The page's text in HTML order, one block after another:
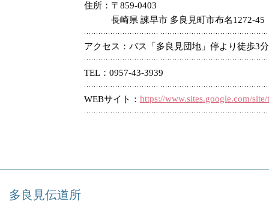
住所
〒859-0403
長崎県 諫早市 多良見町市布名1272-45
アクセス バス「多良見団地」停より徒歩3分
TEL 0957-43-3939
WEBサイト https://www.sites.google.com/
多良見伝道所